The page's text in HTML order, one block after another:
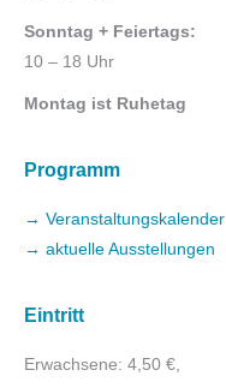
Sonntag + Feiertags:
10 – 18 Uhr
Montag ist Ruhetag
Programm
→ Veranstaltungskalender
→ aktuelle Ausstellungen
Eintritt
Erwachsene: 4,50 €,